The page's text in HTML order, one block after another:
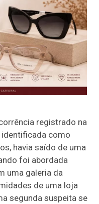
registrado na
identificada como
havia saído de uma
foi abordada
uma galeria da
de uma loja
segunda suspeita se